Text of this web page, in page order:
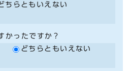
ちらともいえない
かったですか？
どちらともいえない